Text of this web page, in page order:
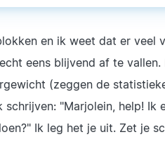
en ik weet dat er veel
eens blijvend af te
(zeggen de
"Marjolein, help! Ik
Ik leg het je uit. Zet je